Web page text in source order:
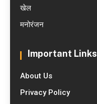
खेल
मनोरंजन
Important Links
About Us
Privacy Policy